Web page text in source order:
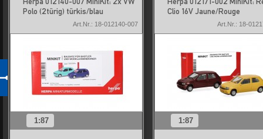
Polo (2türig) türkis/blau
Art.Nr.: 18-012140-007
1:87
Clio 16V Jaune/Rouge
Art.Nr.: 18-
1:87